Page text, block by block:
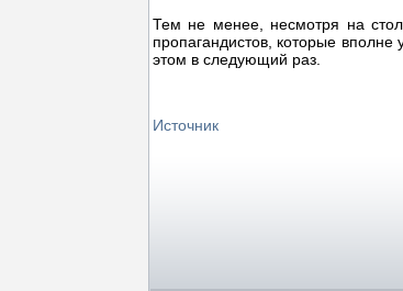
Тем не менее, несмотря на
пропагандистов, которые вполне
этом в следующий раз.
Источник